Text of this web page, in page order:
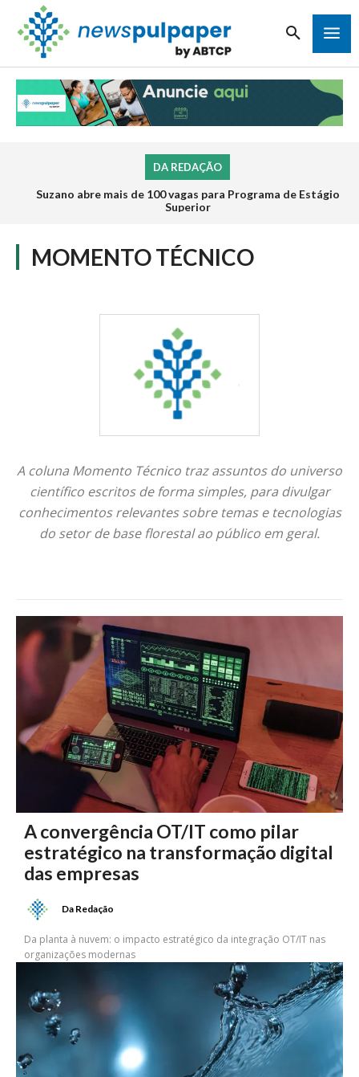
DA REDAÇÃO
Suzano abre mais de 100 vagas para Programa de Estágio
Superior
MOMENTO TÉCNICO
A coluna Momento Técnico traz assuntos do universo
científico escritos de forma simples, para divulgar
conhecimentos relevantes sobre temas e tecnologias
do setor de base florestal ao público em geral.
A convergência OT/IT como pilar
estratégico na transformação digital
das empresas
Da Redação
Da planta à nuvem: o impacto estratégico da integração OT/IT nas
organizações modernas